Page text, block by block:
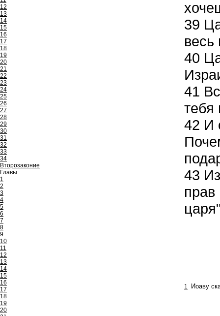
12
13
14
15
16
17
18
19
20
21
22
23
24
25
26
27
28
29
30
31
32
33
34
Второзаконие
Главы:
1
2
3
4
5
6
7
8
9
10
11
12
13
14
15
16
17
18
19
20
39
весь
40
41
тебя
42 И
43
1 Иоаву